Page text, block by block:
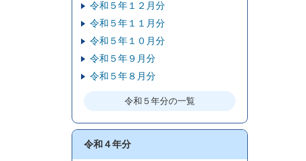
令和５年１２月分
令和５年１１月分
令和５年１０月分
令和５年９月分
令和５年８月分
令和５年分の一覧
令和４年分